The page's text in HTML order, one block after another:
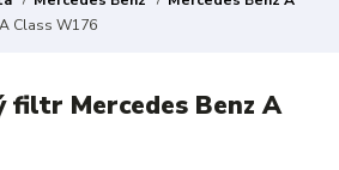
Class W176
filtr Mercedes Benz A